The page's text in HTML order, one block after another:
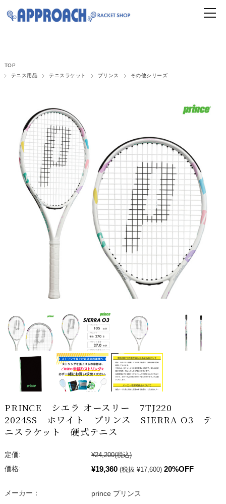
TOP
テニス用品
テニスラケット プリンス その他シリーズ
PRINCE シエラ オースリー 7TJ220
2024SS ホワイト プリンス SIERRA O3 テ
ニスラケット 硬式テニス
定価: ¥24,200(税込)
価格:
¥19,360 (税抜 ¥17,600) 20%OFF
メーカー：
prince プリンス